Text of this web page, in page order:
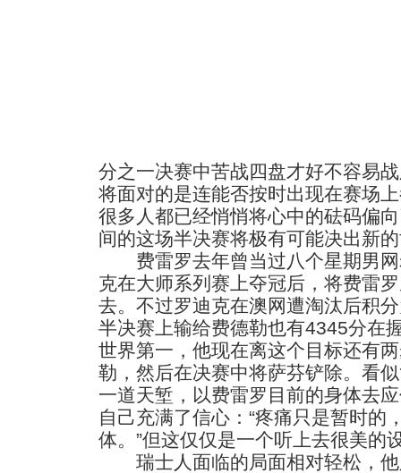
分之一决赛中苦战四盘才好不容易
将面对的是连能否按时出现在赛场
很多人都已经悄悄将心中的砝码偏
间的这场半决赛将极有可能决出新
费雷罗去年曾当过八个星期男网
克在大师系列赛上夺冠后，将费雷
去。不过罗迪克在澳网遭淘汰后积
半决赛上输给费德勒也有4345分在
世界第一，他现在离这个目标还有
勒，然后在决赛中将萨芬铲除。看
一道天堑，以费雷罗目前的身体去
自己充满了信心：“疼痛只是暂时的
体。”但这仅仅是一个听上去很美的
瑞士人面临的局面相对轻松，他